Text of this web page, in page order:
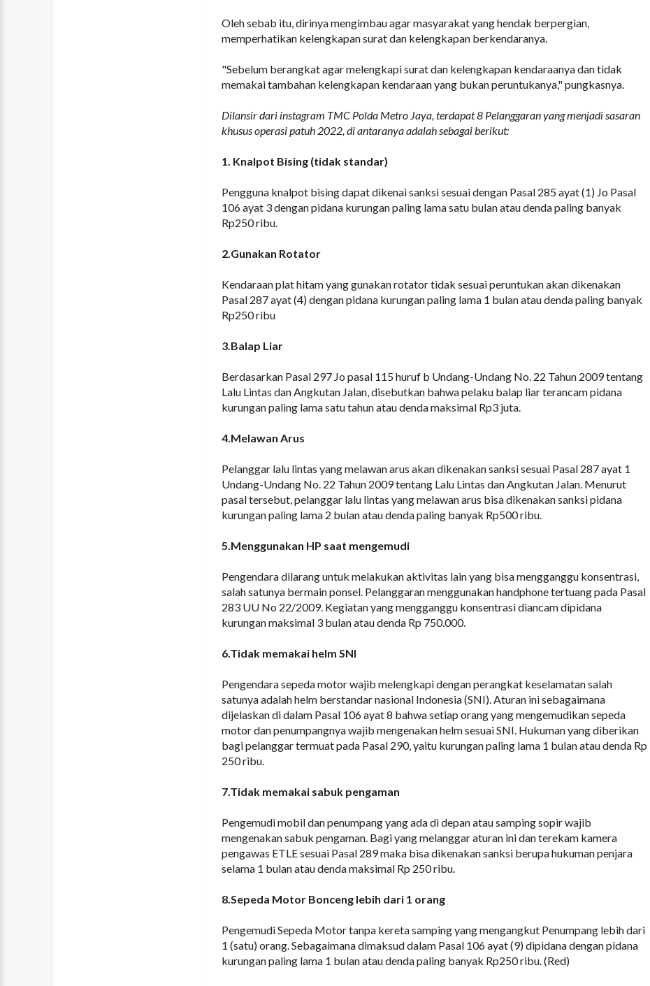
Oleh sebab itu, dirinya mengimbau agar masyarakat yang hendak berpergian,
memperhatikan kelengkapan surat dan kelengkapan berkendaranya.
"Sebelum berangkat agar melengkapi surat dan kelengkapan kendaraanya dan tidak
memakai tambahan kelengkapan kendaraan yang bukan peruntukanya," pungkasnya.
Dilansir dari instagram TMC Polda Metro Jaya, terdapat 8 Pelanggaran yang menjadi sasaran
khusus operasi patuh 2022, di antaranya adalah sebagai berikut:
1. Knalpot Bising (tidak standar)
Pengguna knalpot bising dapat dikenai sanksi sesuai dengan Pasal 285 ayat (1) Jo Pasal
106 ayat 3 dengan pidana kurungan paling lama satu bulan atau denda paling banyak
Rp250 ribu.
2.Gunakan Rotator
Kendaraan plat hitam yang gunakan rotator tidak sesuai peruntukan akan dikenakan
Pasal 287 ayat (4) dengan pidana kurungan paling lama 1 bulan atau denda paling banyak
Rp250 ribu
3.Balap Liar
Berdasarkan Pasal 297 Jo pasal 115 huruf b Undang-Undang No. 22 Tahun 2009 tentang
Lalu Lintas dan Angkutan Jalan, disebutkan bahwa pelaku balap liar terancam pidana
kurungan paling lama satu tahun atau denda maksimal Rp3 juta.
4.Melawan Arus
Pelanggar lalu lintas yang melawan arus akan dikenakan sanksi sesuai Pasal 287 ayat 1
Undang-Undang No. 22 Tahun 2009 tentang Lalu Lintas dan Angkutan Jalan. Menurut
pasal tersebut, pelanggar lalu lintas yang melawan arus bisa dikenakan sanksi pidana
kurungan paling lama 2 bulan atau denda paling banyak Rp500 ribu.
5.Menggunakan HP saat mengemudi
Pengendara dilarang untuk melakukan aktivitas lain yang bisa mengganggu konsentrasi,
salah satunya bermain ponsel. Pelanggaran menggunakan handphone tertuang pada Pasal
283 UU No 22/2009. Kegiatan yang mengganggu konsentrasi diancam dipidana
kurungan maksimal 3 bulan atau denda Rp 750.000.
6.Tidak memakai helm SNI
Pengendara sepeda motor wajib melengkapi dengan perangkat keselamatan salah
satunya adalah helm berstandar nasional Indonesia (SNI). Aturan ini sebagaimana
dijelaskan di dalam Pasal 106 ayat 8 bahwa setiap orang yang mengemudikan sepeda
motor dan penumpangnya wajib mengenakan helm sesuai SNI. Hukuman yang diberikan
bagi pelanggar termuat pada Pasal 290, yaitu kurungan paling lama 1 bulan atau denda Rp
250 ribu.
7.Tidak memakai sabuk pengaman
Pengemudi mobil dan penumpang yang ada di depan atau samping sopir wajib
mengenakan sabuk pengaman. Bagi yang melanggar aturan ini dan terekam kamera
pengawas ETLE sesuai Pasal 289 maka bisa dikenakan sanksi berupa hukuman penjara
selama 1 bulan atau denda maksimal Rp 250 ribu.
8.Sepeda Motor Bonceng lebih dari 1 orang
Pengemudi Sepeda Motor tanpa kereta samping yang mengangkut Penumpang lebih dari
1 (satu) orang. Sebagaimana dimaksud dalam Pasal 106 ayat (9) dipidana dengan pidana
kurungan paling lama 1 bulan atau denda paling banyak Rp250 ribu. (Red)